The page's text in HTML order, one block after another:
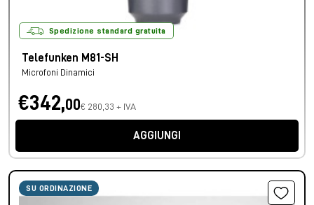
Spedizione standard gratuita
Telefunken M81-SH
Microfoni Dinamici
€342,00€ 280,33 + IVA
AGGIUNGI
SU ORDINAZIONE